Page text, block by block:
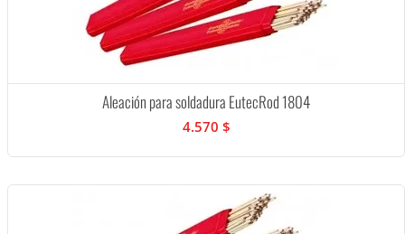
Aleación para soldadura EutecRod 1804
4.570 $